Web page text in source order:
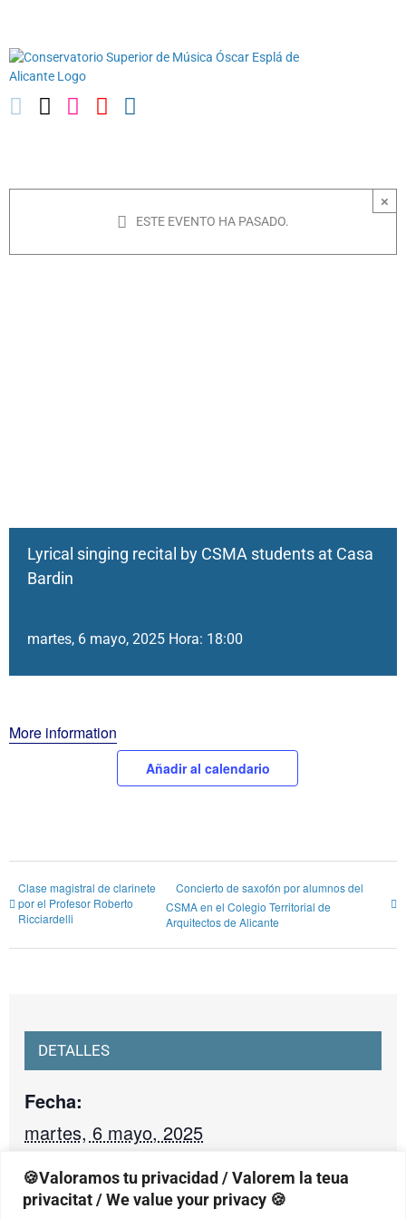
🍪Valoramos tu privacidad / Valorem la teua
privacitat / We value your privacy 🍪
contenido
×
ESTE EVENTO HA PASADO.
Lyrical singing recital by CSMA students at Casa
Bardin
martes, 6 mayo, 2025 Hora: 18:00
More information
Añadir al calendario
Clase magistral de clarinete
por el Profesor Roberto
Ricciardelli
Concierto de saxofón por alumnos del
CSMA en el Colegio Territorial de
Arquitectos de Alicante
DETALLES
Fecha:
martes, 6 mayo, 2025
Hora:
18:00 - 19:30